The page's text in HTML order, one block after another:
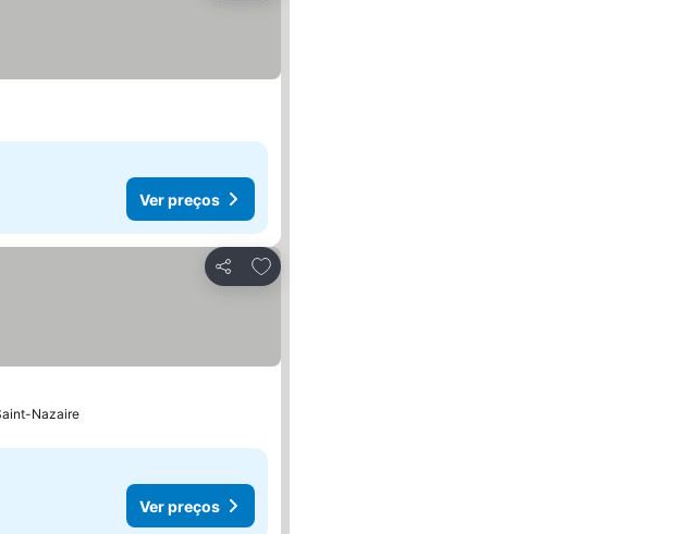
Ver preços
Partilhar
Adicionar aos favoritos
Nazaire
Ver preços